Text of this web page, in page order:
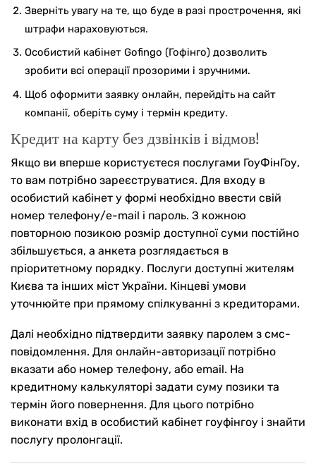
Зверніть увагу на те, що буде в разі прострочення, які
штрафи нараховуються.
Особистий кабінет Gofingo (Гофінго) дозволить
зробити всі операції прозорими і зручними.
Щоб оформити заявку онлайн, перейдіть на сайт
компанії, оберіть суму і термін кредиту.
Кредит на карту без дзвінків і відмов!
Якщо ви вперше користуєтеся послугами ГоуФінГоу,
то вам потрібно зареєструватися. Для входу в
особистий кабінет у формі необхідно ввести свій
номер телефону/e-mail і пароль. З кожною
повторною позикою розмір доступної суми постійно
збільшується, а анкета розглядається в
пріоритетному порядку. Послуги доступні жителям
Києва та інших міст України. Кінцеві умови
уточнюйте при прямому спілкуванні з кредиторами.
Далі необхідно підтвердити заявку паролем з смс-
повідомлення. Для онлайн-авторизації потрібно
вказати або номер телефону, або email. На
кредитному калькуляторі задати суму позики та
термін його повернення. Для цього потрібно
виконати вхід в особистий кабінет гоуфінгоу і знайти
послугу пролонгації.